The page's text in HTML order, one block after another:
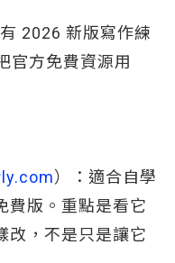
2026 新版寫作練
官方免費資源用
）：適合自學
費版。重點是看它
改，不是只是讓它